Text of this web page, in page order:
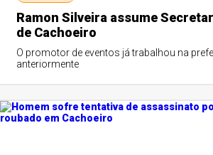
Ramon Silveira assume
de Cachoeiro
O promotor de eventos já trabalhou na
anteriormente